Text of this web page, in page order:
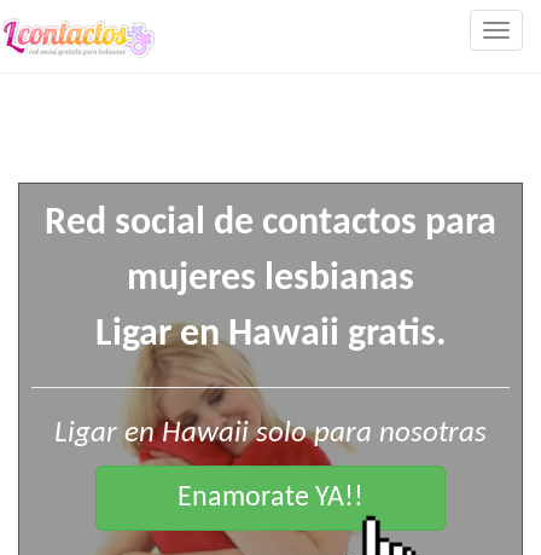
Red social de contactos para
mujeres lesbianas
Ligar en Hawaii gratis.
Ligar en Hawaii solo para nosotras
Enamorate YA!!